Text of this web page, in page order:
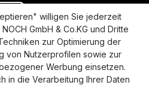
Aktuelle Situation
Datenschutz
AGB
Cookie-Einstellungen
willigen Sie jederzeit
GmbH & Co.KG und Dritte
zur Optimierung der
von Nutzerprofilen sowie zur
Werbung einsetzen.
in die Verarbeitung Ihrer Daten